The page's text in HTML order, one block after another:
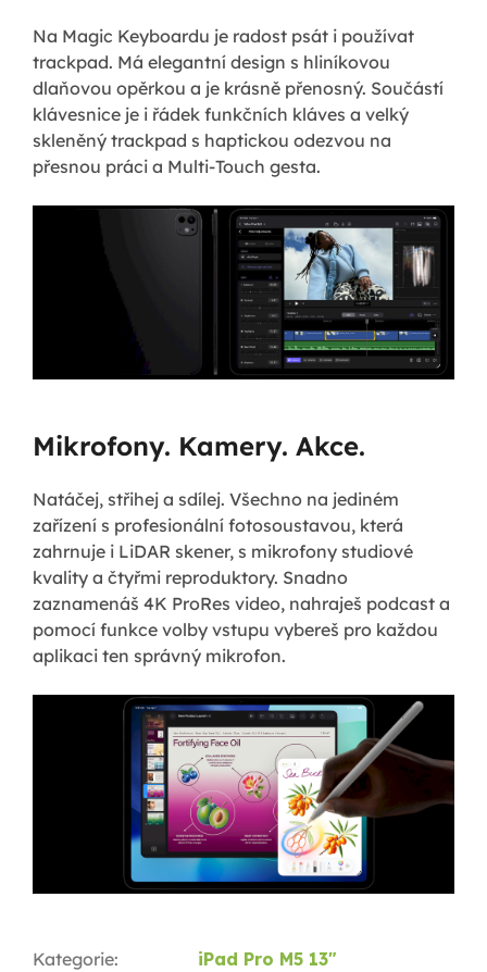
Na Magic Keyboardu je radost psát i používat
trackpad. Má elegantní design s hliníkovou
dlaňovou opěrkou a je krásně přenosný. Součástí
klávesnice je i řádek funkčních kláves a velký
skleněný trackpad s haptickou odezvou na
přesnou práci a Multi-Touch gesta.
Mikrofony. Kamery. Akce.
Natáčej, střihej a sdílej. Všechno na jediném
zařízení s profesionální fotosoustavou, která
zahrnuje i LiDAR skener, s mikrofony studiové
kvality a čtyřmi reproduktory. Snadno
zaznamenáš 4K ProRes video, nahraješ podcast a
pomocí funkce volby vstupu vybereš pro každou
aplikaci ten správný mikrofon.
Kategorie:
iPad Pro M5 13"